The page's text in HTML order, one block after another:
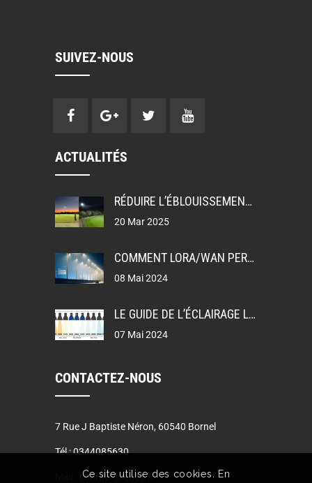
SUIVEZ-NOUS
ACTUALITÉS
RÉDUIRE L’ÉBLOUISSEMENT: UGR, GR ET TI DANS LA CONCEPTION DE L’ÉCLAIRAGE
20 Mar 2025
COMMENT LORA/WAN PERMET L’ÉCLAIRAGE PUBLIC INTELLIGENT
08 Mai 2024
LE GUIDE DE L’ÉCLAIRAGE LEDEX
07 Mai 2024
CONTACTEZ-NOUS
7 Rue J Baptiste Néron, 60540 Bornel
Tél :0344085630
contact@ledex.fr
Ce site utilise des cookies. En